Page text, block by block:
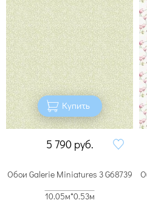
Купить
5 790 руб.
Обои Galerie Miniatures 3 G68739
10.05м*0.53м